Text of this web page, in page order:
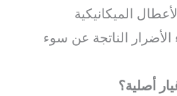
الميكانيكية
الأضرار الناتجة عن سوء
أصلية؟